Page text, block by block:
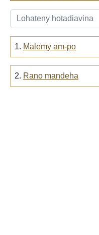
1. Malemy am-po
2. Rano mandeha